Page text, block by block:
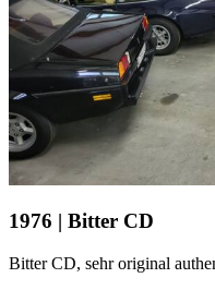
1976 | Bitter CD
Bitter CD, sehr original